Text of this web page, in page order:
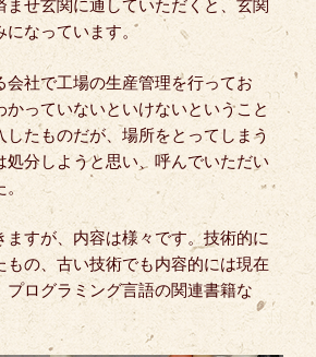
ませ玄関に通していただくと、玄関
になっています。
会社で工場の生産管理を行ってお
かっていないといけないということ
たものだが、場所をとってしまう
処分しようと思い、呼んでいただい
。
ますが、内容は様々です。技術的に
もの、古い技術でも内容的には現在
プログラミング言語の関連書籍な